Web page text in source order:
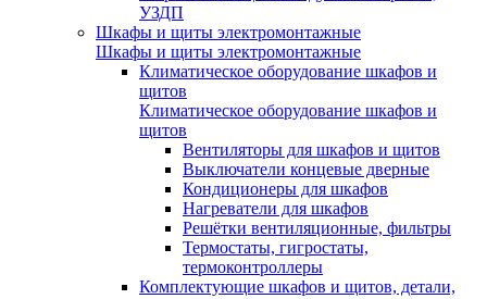
УЗДП
Шкафы и щиты электромонтажные
Шкафы и щиты электромонтажные
Климатическое оборудование шкафов и
щитов
Климатическое оборудование шкафов и
щитов
Вентиляторы для шкафов и щитов
Выключатели концевые дверные
Кондиционеры для шкафов
Нагреватели для шкафов
Решётки вентиляционные, фильтры
Термостаты, гигростаты,
термоконтроллеры
Комплектующие шкафов и щитов, детали,